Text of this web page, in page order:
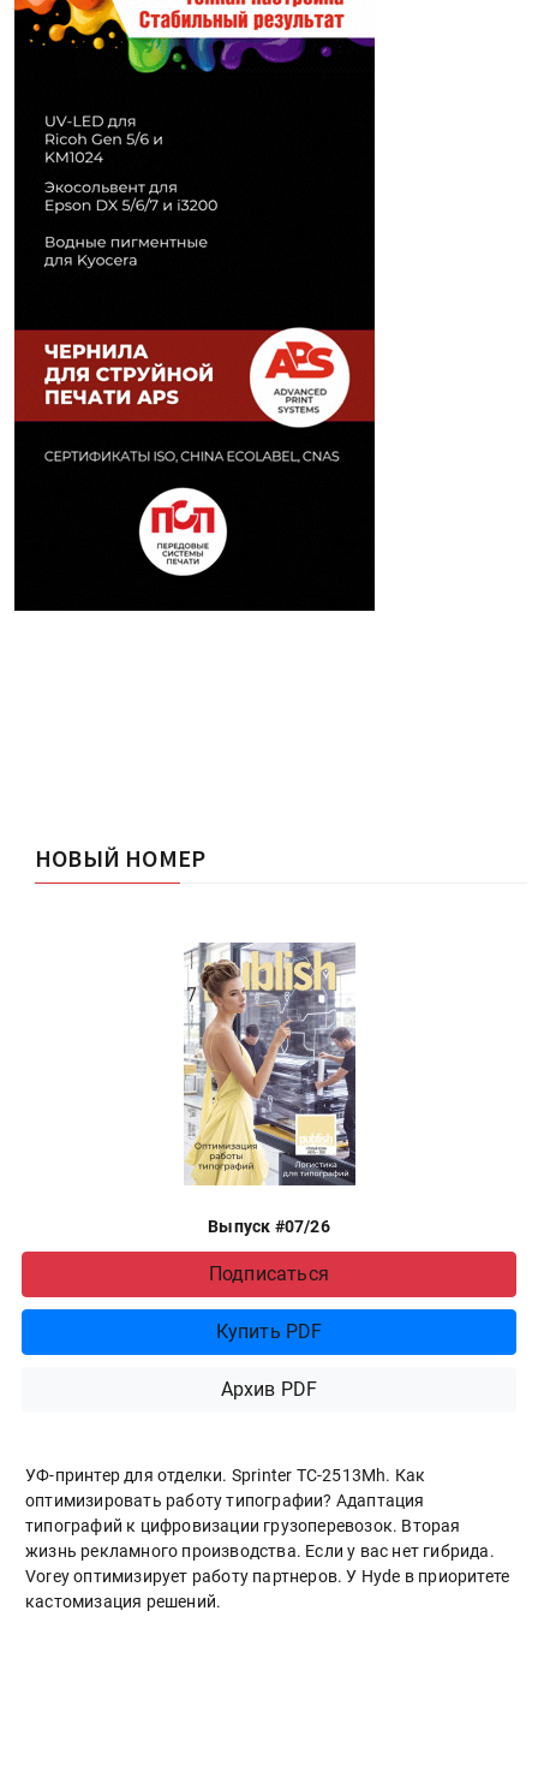
НОВЫЙ НОМЕР
Выпуск #07/26
Подписаться
Купить PDF
Архив PDF
УФ-принтер для отделки. Sprinter ТС-2513Mh. Как
оптимизировать работу типографии? Адаптация
типографий к цифровизации грузоперевозок. Вторая
жизнь рекламного производства. Если у вас нет гибрида.
Vorey оптимизирует работу партнеров. У Hyde в приоритете
кастомизация решений.